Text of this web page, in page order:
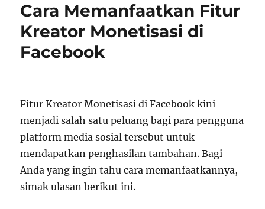
Cara Memanfaatkan Fitur
Kreator Monetisasi di
Facebook
Fitur Kreator Monetisasi di Facebook kini
menjadi salah satu peluang bagi para pengguna
platform media sosial tersebut untuk
mendapatkan penghasilan tambahan. Bagi
Anda yang ingin tahu cara memanfaatkannya,
simak ulasan berikut ini.